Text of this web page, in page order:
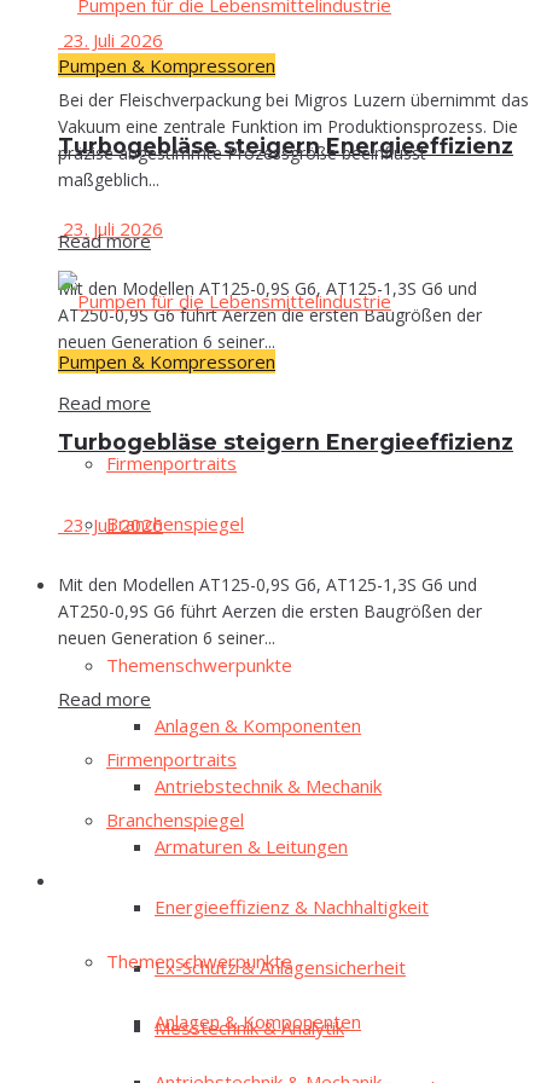
Pumpen & Kompressoren
Tur­bo­ge­blä­se stei­gern Energieeffizienz
23. Juli 2026
Mit den Modellen AT125-0,9S G6, AT125-1,3S G6 und
AT250-0,9S G6 führt Aerzen die ersten Baugrößen der
neuen Generation 6 seiner...
Read more
Fir­men­por­traits
Bran­chen­spie­gel
E‑Mag
The­men­schwer­punk­te
Anla­gen & Komponenten
Antriebs­tech­nik & Mechanik
Arma­tu­ren & Leitungen
Ener­gie­ef­fi­zi­enz & Nachhaltigkeit
Ex-Schutz & Anlagensicherheit
Mess­tech­nik & Analytik
23. Juli 2026
Bei der Fleischverpackung bei Migros Luzern übernimmt das
Vakuum eine zentrale Funktion im Produktionsprozess. Die
präzise abgestimmte Prozessgröße beeinflusst
maßgeblich...
Read more
Pumpen & Kompressoren
Tur­bo­ge­blä­se stei­gern Energieeffizienz
23. Juli 2026
Mit den Modellen AT125-0,9S G6, AT125-1,3S G6 und
AT250-0,9S G6 führt Aerzen die ersten Baugrößen der
neuen Generation 6 seiner...
Read more
Fir­men­por­traits
Bran­chen­spie­gel
The­men­schwer­punk­te
Anla­gen & Komponenten